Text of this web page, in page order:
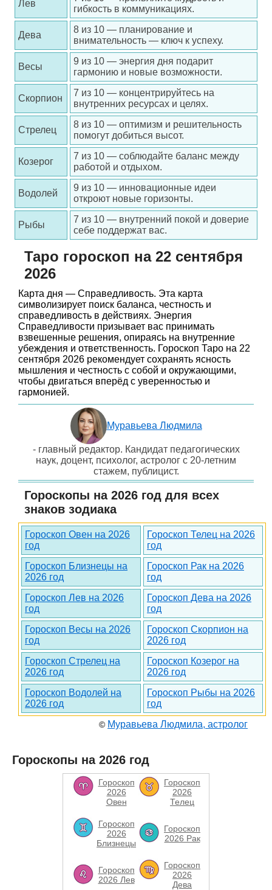
Лев
гибкость в коммуникациях.
Дева
8 из 10 — планирование и
внимательность — ключ к успеху.
Весы
9 из 10 — энергия дня подарит
гармонию и новые возможности.
Скорпион
7 из 10 — концентрируйтесь на
внутренних ресурсах и целях.
Стрелец
8 из 10 — оптимизм и решительность
помогут добиться высот.
Козерог
7 из 10 — соблюдайте баланс между
работой и отдыхом.
Водолей
9 из 10 — инновационные идеи
откроют новые горизонты.
Рыбы
7 из 10 — внутренний покой и доверие
себе поддержат вас.
Таро гороскоп на 22 сентября
2026
Карта дня — Справедливость. Эта карта
символизирует поиск баланса, честность и
справедливость в действиях. Энергия
Справедливости призывает вас принимать
взвешенные решения, опираясь на внутренние
убеждения и ответственность. Гороскоп Таро на 22
сентября 2026 рекомендует сохранять ясность
мышления и честность с собой и окружающими,
чтобы двигаться вперёд с уверенностью и
гармонией.
Муравьева Людмила
- главный редактор. Кандидат педагогических
наук, доцент, психолог, астролог с 20-летним
стажем, публицист.
Гороскопы на 2026 год для всех
знаков зодиака
Гороскоп Овен на 2026
год
Гороскоп Телец на 2026
год
Гороскоп Близнецы на
2026 год
Гороскоп Рак на 2026
год
Гороскоп Лев на 2026
год
Гороскоп Дева на 2026
год
Гороскоп Весы на 2026
год
Гороскоп Скорпион на
2026 год
Гороскоп Стрелец на
2026 год
Гороскоп Козерог на
2026 год
Гороскоп Водолей на
2026 год
Гороскоп Рыбы на 2026
год
© Муравьева Людмила, астролог
Гороскопы на 2026 год
Гороскоп
2026
Овен
Гороскоп
2026
Телец
Гороскоп
2026
Близнецы
Гороскоп
2026 Рак
Гороскоп
2026 Лев
Гороскоп
2026
Дева